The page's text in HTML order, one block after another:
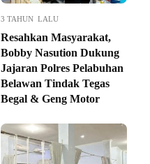
3 TAHUN LALU
Resahkan Masyarakat,
Bobby Nasution Dukung
Jajaran Polres Pelabuhan
Belawan Tindak Tegas
Begal & Geng Motor